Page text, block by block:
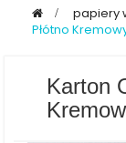
> papiery
Płótno
Karton